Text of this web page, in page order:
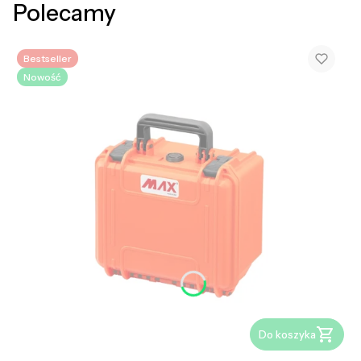
Polecamy
Bestseller
Nowość
Do koszyka